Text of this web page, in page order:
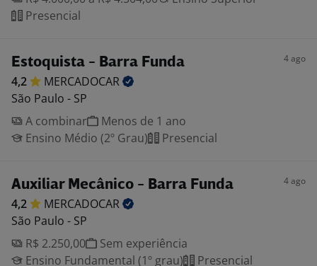
Presencial
Estoquista - Barra Funda 4 ago
4,2
MERCADOCAR
São Paulo - SP
A combinar
Menos de 1 ano
Ensino Médio (2º Grau)
Presencial
Auxiliar Mecânico - Barra Funda 4 ago
4,2
MERCADOCAR
São Paulo - SP
R$ 2.250,00
Sem experiência
Ensino Fundamental (1º grau)
Presencial